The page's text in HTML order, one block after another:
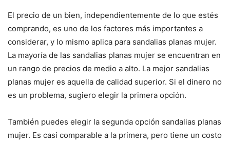
El precio de un bien, independientemente de lo que estés
comprando, es uno de los factores más importantes a
considerar, y lo mismo aplica para sandalias planas mujer.
La mayoría de las sandalias planas mujer se encuentran en
un rango de precios de medio a alto. La mejor sandalias
planas mujer es aquella de calidad superior. Si el dinero no
es un problema, sugiero elegir la primera opción.
También puedes elegir la segunda opción sandalias planas
mujer. Es casi comparable a la primera, pero tiene un costo